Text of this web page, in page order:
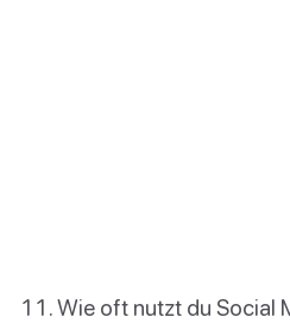
Wie oft nutzt du Social